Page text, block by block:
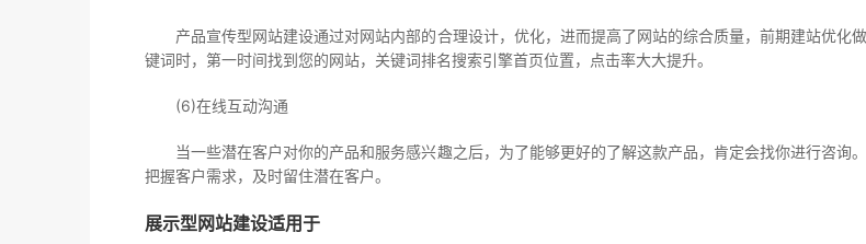
产品宣传型网站建设通过对网站内部的合理设计，优化，进而提高了网站的综合质量，前期建站优化
键词时，第一时间找到您的网站，关键词排名搜索引擎首页位置，点击率大大提升。
(6)在线互动沟通
当一些潜在客户对你的产品和服务感兴趣之后，为了能够更好的了解这款产品，肯定会找你进行咨询
把握客户需求，及时留住潜在客户。
展示型网站建设适用于